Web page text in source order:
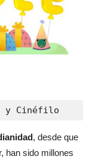
y Cinéfilo
, desde que
han sido millones